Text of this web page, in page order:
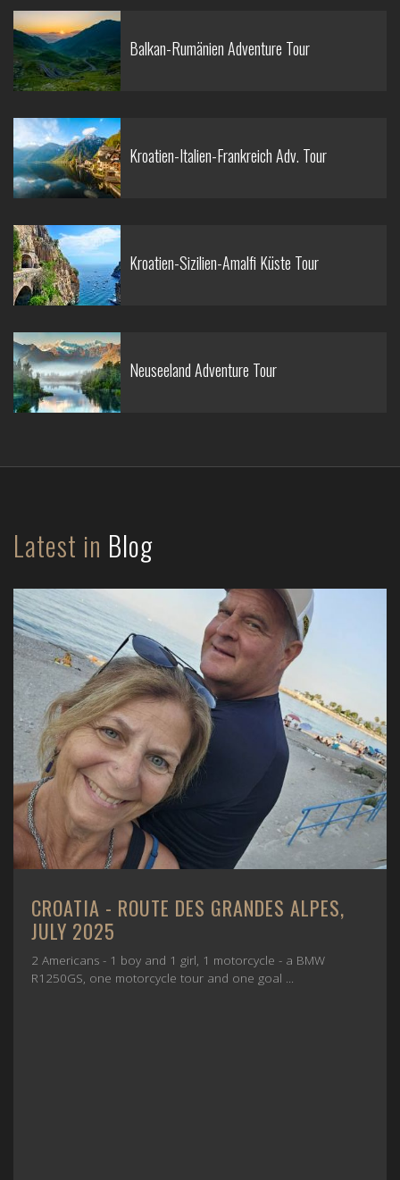
Balkan-Rumänien Adventure Tour
Kroatien-Italien-Frankreich Adv. Tour
Kroatien-Sizilien-Amalfi Küste Tour
Neuseeland Adventure Tour
Latest in Blog
CROATIA - ROUTE DES GRANDES ALPES,
JULY 2025
2 Americans - 1 boy and 1 girl, 1 motorcycle - a BMW
R1250GS, one motorcycle tour and one goal ...